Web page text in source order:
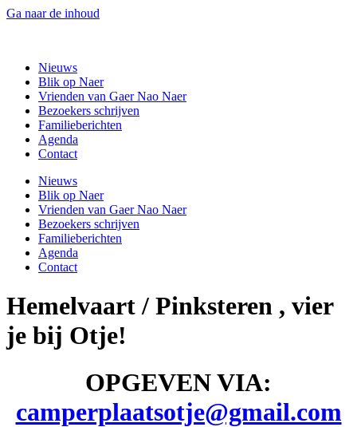
Ga naar de inhoud
Nieuws
Blik op Naer
Vrienden van Gaer Nao Naer
Bezoekers schrijven
Familieberichten
Agenda
Contact
Nieuws
Blik op Naer
Vrienden van Gaer Nao Naer
Bezoekers schrijven
Familieberichten
Agenda
Contact
Hemelvaart / Pinksteren , vier
je bij Otje!
OPGEVEN VIA:
camperplaatsotje@gmail.com